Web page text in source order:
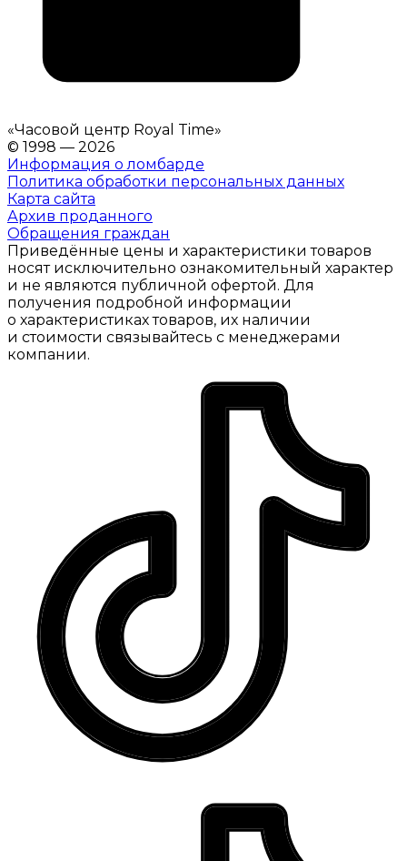
«Часовой центр Royal Time»
© 1998 — 2026
Информация о ломбарде
Политика обработки персональных данных
Карта сайта
Архив проданного
Обращения граждан
Приведённые цены и характеристики товаров
носят исключительно ознакомительный характер
и не являются публичной офертой. Для
получения подробной информации
о характеристиках товаров, их наличии
и стоимости связывайтесь с менеджерами
компании.